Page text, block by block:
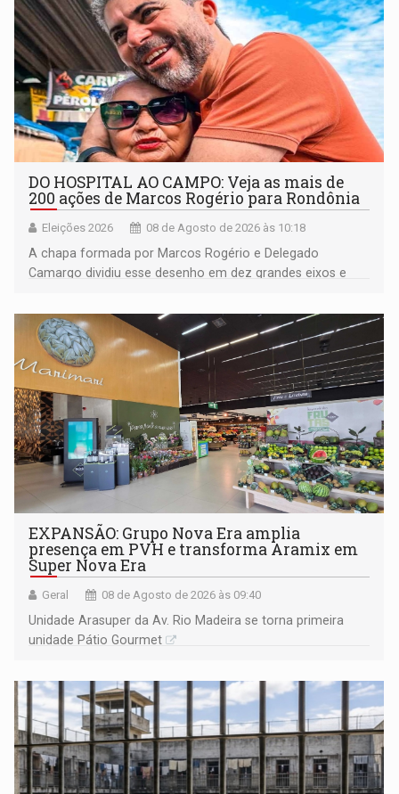
DO HOSPITAL AO CAMPO: Veja as mais de
200 ações de Marcos Rogério para Rondônia
Eleições 2026 08 de Agosto de 2026 às 10:18
A chapa formada por Marcos Rogério e Delegado
Camargo dividiu esse desenho em dez grandes eixos e
EXPANSÃO: Grupo Nova Era amplia
presença em PVH e transforma Aramix em
Super Nova Era
Geral 08 de Agosto de 2026 às 09:40
Unidade Arasuper da Av. Rio Madeira se torna primeira
unidade Pátio Gourmet